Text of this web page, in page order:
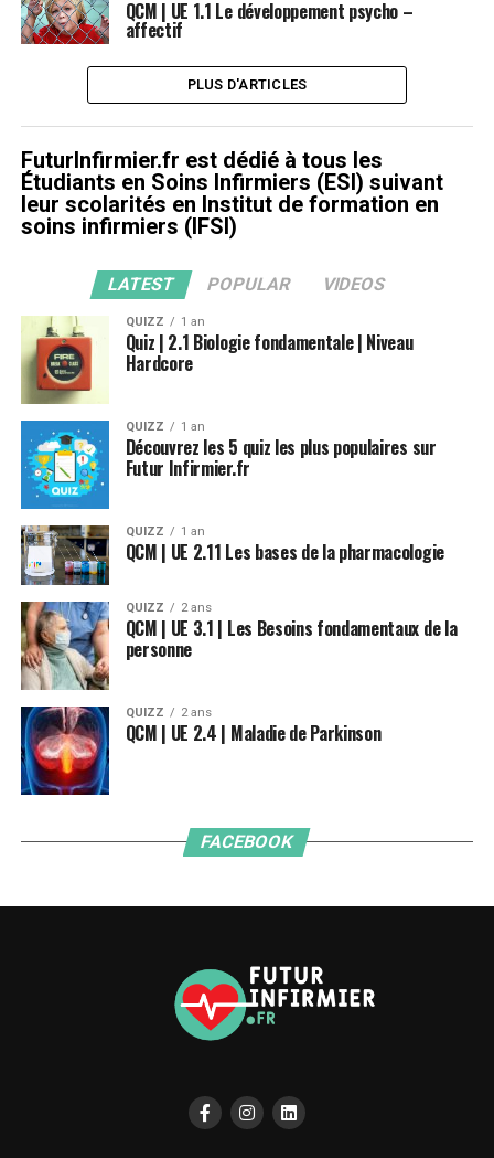
QCM | UE 1.1 Le développement psycho –
affectif
PLUS D'ARTICLES
FuturInfirmier.fr est dédié à tous les
Étudiants en Soins Infirmiers (ESI) suivant
leur scolarités en Institut de formation en
soins infirmiers (IFSI)
LATEST POPULAR VIDEOS
QUIZZ 1 an
Quiz | 2.1 Biologie fondamentale | Niveau
Hardcore
QUIZZ 1 an
Découvrez les 5 quiz les plus populaires sur
Futur Infirmier.fr
QUIZZ 1 an
QCM | UE 2.11 Les bases de la pharmacologie
QUIZZ 2 ans
QCM | UE 3.1 | Les Besoins fondamentaux de la
personne
QUIZZ 2 ans
QCM | UE 2.4 | Maladie de Parkinson
FACEBOOK